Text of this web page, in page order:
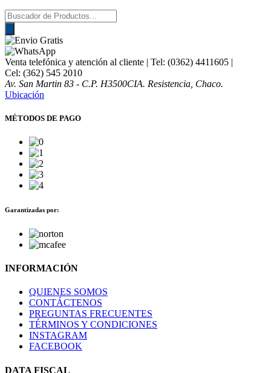
Búsqueda
de
productos
Venta telefónica y atención al cliente | Tel: (0362) 4411605 |
Cel: (362) 545 2010
Av. San Martin 83 - C.P. H3500CIA. Resistencia, Chaco.
Ubicación
MÉTODOS DE PAGO
Garantizadas por:
INFORMACIÓN
QUIENES SOMOS
CONTÁCTENOS
PREGUNTAS FRECUENTES
TÉRMINOS Y CONDICIONES
INSTAGRAM
FACEBOOK
DATA FISCAL